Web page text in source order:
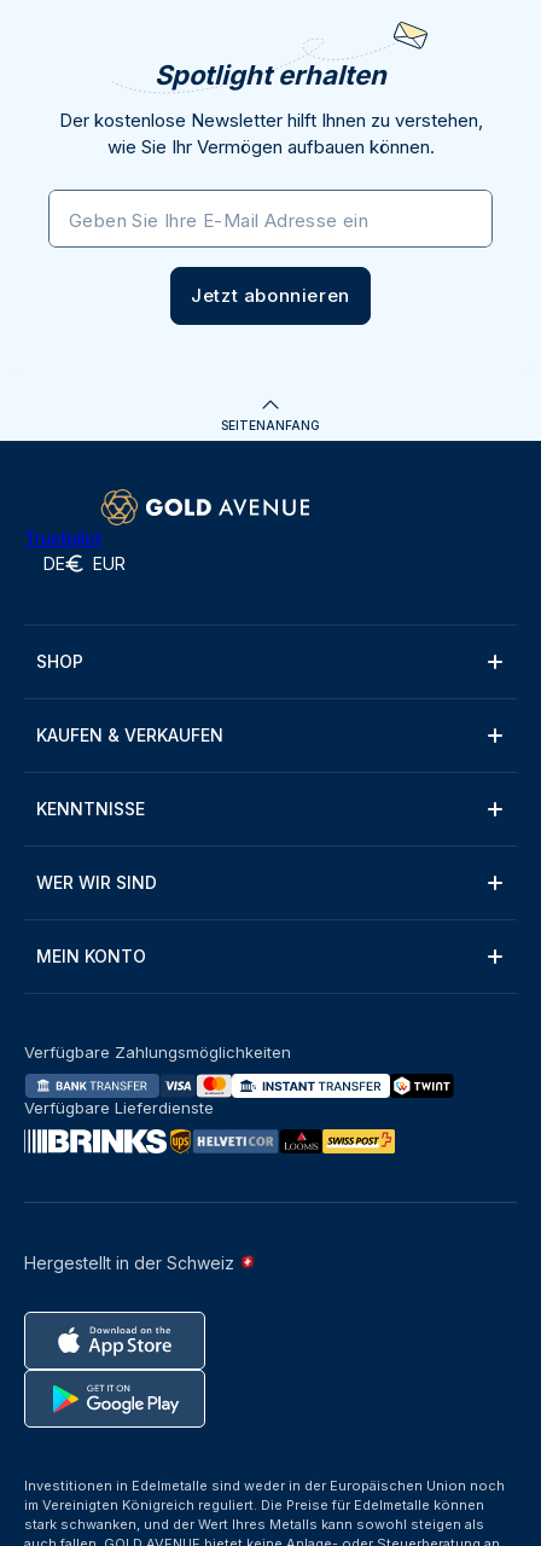
Spotlight erhalten
Der kostenlose Newsletter hilft Ihnen zu verstehen,
wie Sie Ihr Vermögen aufbauen können.
Geben Sie Ihre E-Mail Adresse ein
Jetzt abonnieren
SEITENANFANG
Trustpilot
DE EUR
SHOP
KAUFEN & VERKAUFEN
KENNTNISSE
WER WIR SIND
MEIN KONTO
Hergestellt in der Schweiz
Verfügbare Zahlungsmöglichkeiten
Verfügbare Lieferdienste
Investitionen in Edelmetalle sind weder in der Europäischen Union noch
im Vereinigten Königreich reguliert. Die Preise für Edelmetalle können
stark schwanken, und der Wert Ihres Metalls kann sowohl steigen als